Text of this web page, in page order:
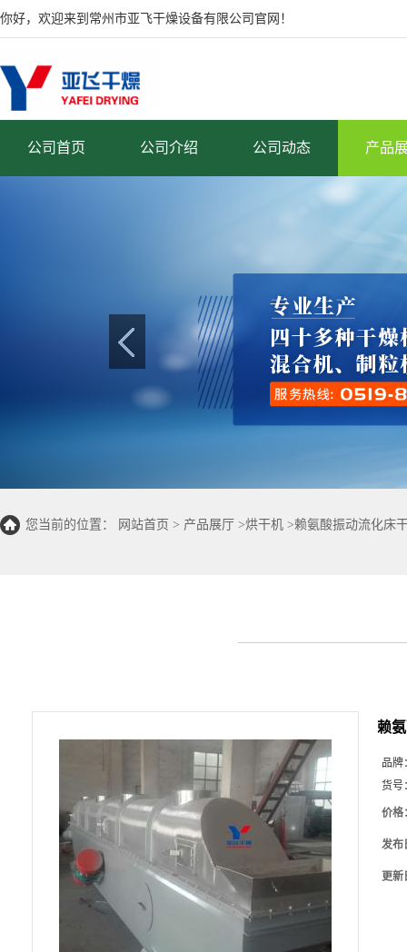
你好，欢迎来到常州市亚飞干燥设备有限公司官网！
公司首页 公司介绍 公司动态 产品
您当前的位置： 网站首页 > 产品展厅 >烘干机 >赖氨酸振动流化床
赖
品牌
货号
价格
发布
更新